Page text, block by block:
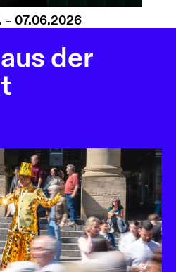
– 07.06.2026
der